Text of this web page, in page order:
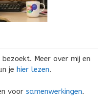
Meer over mij en
je hier lezen.
voor samenwerkingen.